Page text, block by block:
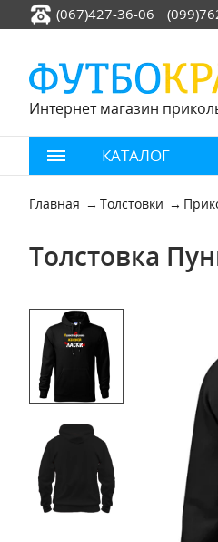
(067)427-36-06
Интернет магазин
КАТАЛОГ
Главная Толстовки
Толстовка